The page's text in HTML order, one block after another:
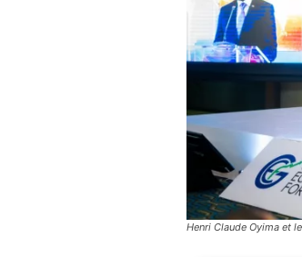
Henri Claude Oyima et